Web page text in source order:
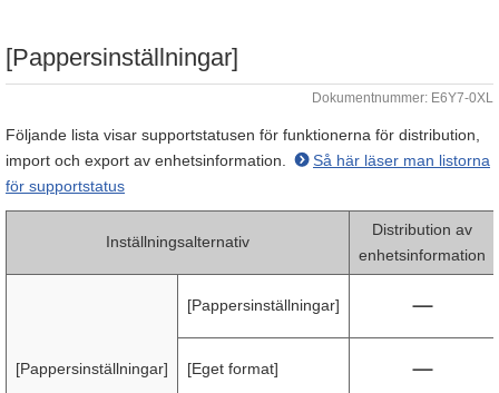
[Pappersinställningar]
Dokumentnummer: E6Y7-0XL
Följande lista visar supportstatusen för funktionerna för distribution,
import och export av enhetsinformation.
Så här läser man listorna
för supportstatus
Inställningsalternativ
Distribution av
enhetsinformation
[Pappersinställningar]
[Pappersinställningar]
[Eget format]